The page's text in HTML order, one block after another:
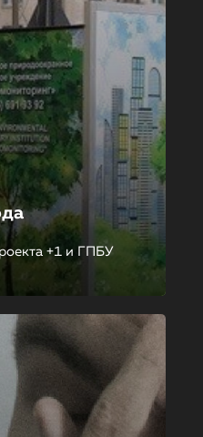
+1 и ГПБУ